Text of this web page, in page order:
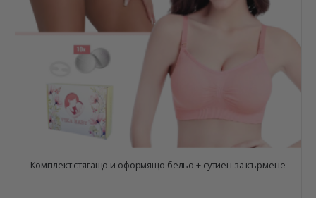
Комплект стягащо и оформящо бельо + сутиен за кърмене